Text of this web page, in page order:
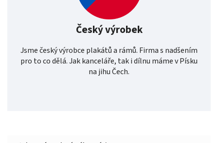
Český výrobek
Jsme český výrobce plakátů a rámů. Firma s nadšením
pro to co dělá. Jak kanceláře, tak i dílnu máme v Písku
na jihu Čech.